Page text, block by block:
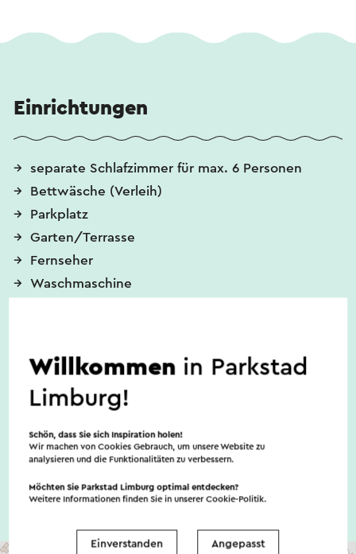
Einrichtungen
separate Schlafzimmer für max. 6 Personen
Bettwäsche (Verleih)
Parkplatz
Garten/Terrasse
Fernseher
Waschmaschine
Ladestation für E-Bikes
Eine Ladestation für E-Bikes ist vorhanden.
Willkommen in Parkstad
Limburg!
Schön, dass Sie sich Inspiration holen!
Wir machen von Cookies Gebrauch, um unsere Website zu
analysieren und die Funktionalitäten zu verbessern.
Möchten Sie Parkstad Limburg optimal entdecken?
Weitere Informationen finden Sie in unsererCookie-Politik.
Einverstanden Angepasst